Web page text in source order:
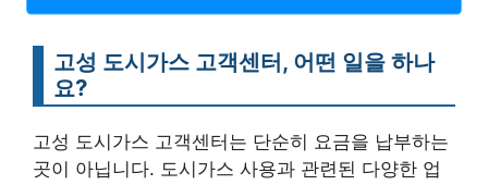
고성 도시가스 고객센터, 어떤 일을 하나
요?
고성 도시가스 고객센터는 단순히 요금을 납부하는
곳이 아닙니다. 도시가스 사용과 관련된 다양한 업